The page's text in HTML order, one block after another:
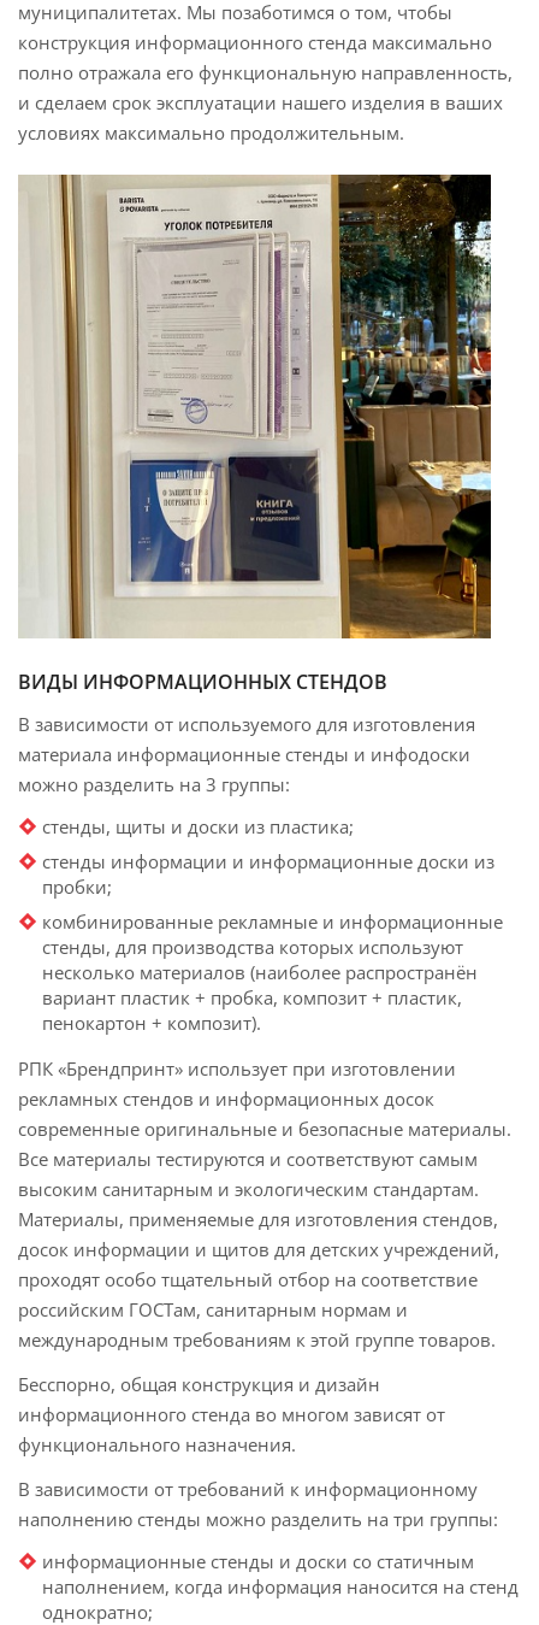
муниципалитетах. Мы позаботимся о том, чтобы
конструкция информационного стенда максимально
полно отражала его функциональную направленность,
и сделаем срок эксплуатации нашего изделия в ваших
условиях максимально продолжительным.
ВИДЫ ИНФОРМАЦИОННЫХ СТЕНДОВ
В зависимости от используемого для изготовления
материала информационные стенды и инфодоски
можно разделить на 3 группы:
стенды, щиты и доски из пластика;
стенды информации и информационные доски из
пробки;
комбинированные рекламные и информационные
стенды, для производства которых используют
несколько материалов (наиболее распространён
вариант пластик + пробка, композит + пластик,
пенокартон + композит).
РПК «Брендпринт» использует при изготовлении
рекламных стендов и информационных досок
современные оригинальные и безопасные материалы.
Все материалы тестируются и соответствуют самым
высоким санитарным и экологическим стандартам.
Материалы, применяемые для изготовления стендов,
досок информации и щитов для детских учреждений,
проходят особо тщательный отбор на соответствие
российским ГОСТам, санитарным нормам и
международным требованиям к этой группе товаров.
Бесспорно, общая конструкция и дизайн
информационного стенда во многом зависят от
функционального назначения.
В зависимости от требований к информационному
наполнению стенды можно разделить на три группы:
информационные стенды и доски со статичным
наполнением, когда информация наносится на стенд
однократно;